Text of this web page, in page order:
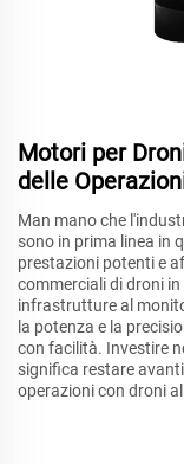
Motori per
delle
Man mano che
sono in prima linea in
prestazioni potenti e
commerciali di droni
infrastrutture al
la potenza e la
con facilità. Investire
significa restare
operazioni con droni